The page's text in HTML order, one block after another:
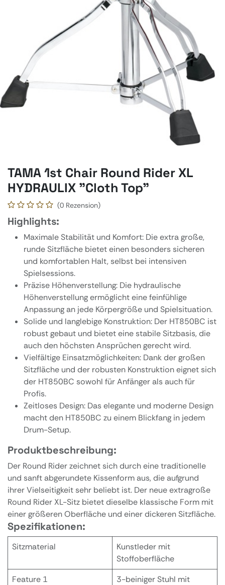
TAMA 1st Chair Round Rider XL
HYDRAULIX "Cloth Top"
(0 Rezension)
Highlights:
Maximale Stabilität und Komfort: Die extra große,
runde Sitzfläche bietet einen besonders sicheren
und komfortablen Halt, selbst bei intensiven
Spielsessions.
Präzise Höhenverstellung: Die hydraulische
Höhenverstellung ermöglicht eine feinfühlige
Anpassung an jede Körpergröße und Spielsituation.
Solide und langlebige Konstruktion: Der HT850BC ist
robust gebaut und bietet eine stabile Sitzbasis, die
auch den höchsten Ansprüchen gerecht wird.
Vielfältige Einsatzmöglichkeiten: Dank der großen
Sitzfläche und der robusten Konstruktion eignet sich
der HT850BC sowohl für Anfänger als auch für
Profis.
Zeitloses Design: Das elegante und moderne Design
macht den HT850BC zu einem Blickfang in jedem
Drum-Setup.
Produktbeschreibung:
Der Round Rider zeichnet sich durch eine traditionelle
und sanft abgerundete Kissenform aus, die aufgrund
ihrer Vielseitigkeit sehr beliebt ist. Der neue extragroße
Round Rider XL-Sitz bietet dieselbe klassische Form mit
einer größeren Oberfläche und einer dickeren Sitzfläche.
Spezifikationen:
Sitzmaterial
Kunstleder mit
Stoffoberfläche
Feature 1
3-beiniger Stuhl mit